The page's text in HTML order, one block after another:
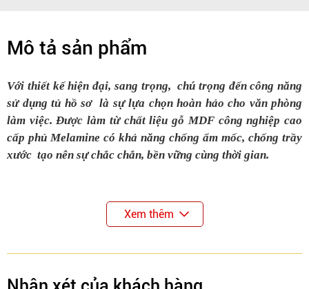
Mô tả sản phẩm
Với thiết kế hiện đại, sang trọng, chú trọng đến công năng
sử dụng tủ hồ sơ là sự lựa chọn hoàn hảo cho văn phòng
làm việc. Được làm từ chất liệu gỗ MDF công nghiệp cao
cấp phủ Melamine có khả năng chống ẩm mốc, chống trầy
xước tạo nên sự chắc chắn, bền vững cùng thời gian.
Xem thêm